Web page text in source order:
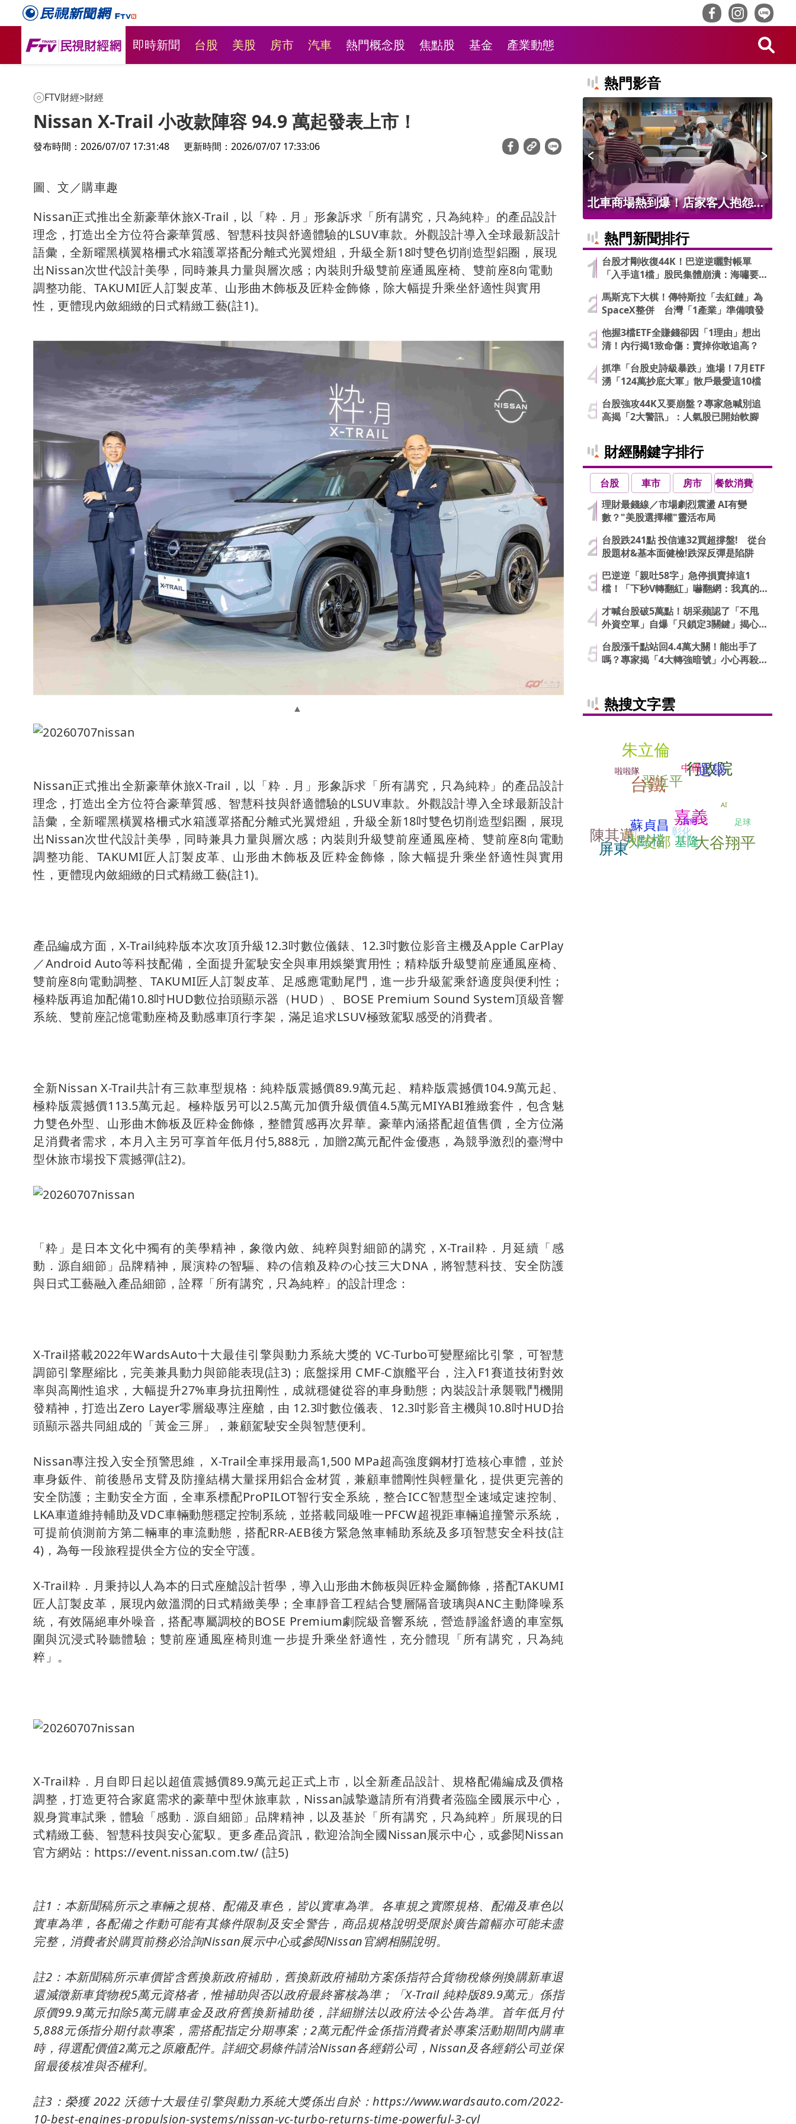
即時新聞 台股 美股 房市 汽車 熱門概念股 焦點股 基金 產業動態
FTV財經>財經
Nissan X-Trail 小改款陣容 94.9 萬起發表上市！
發布時間：2026/07/07 17:31:48 更新時間：2026/07/07 17:33:06
圖、文／購車趣
Nissan正式推出全新豪華休旅X-Trail，以「粋．月」形象訴求「所有講究，只為純粋」的產品設計
理念，打造出全方位符合豪華質感、智慧科技與舒適體驗的LSUV車款。外觀設計導入全球最新設計
語彙，全新曜黑橫翼格柵式水箱護罩搭配分離式光翼燈組，升級全新18吋雙色切削造型鋁圈，展現
出Nissan次世代設計美學，同時兼具力量與層次感；內裝則升級雙前座通風座椅、雙前座8向電動
調整功能、TAKUMI匠人訂製皮革、山形曲木飾板及匠粋金飾條，除大幅提升乘坐舒適性與實用
性，更體現內斂細緻的日式精緻工藝(註1)。
Nissan正式推出全新豪華休旅X-Trail，以「粋．月」形象訴求「所有講究，只為純粋」的產品設計
理念，打造出全方位符合豪華質感、智慧科技與舒適體驗的LSUV車款。外觀設計導入全球最新設計
語彙，全新曜黑橫翼格柵式水箱護罩搭配分離式光翼燈組，升級全新18吋雙色切削造型鋁圈，展現
出Nissan次世代設計美學，同時兼具力量與層次感；內裝則升級雙前座通風座椅、雙前座8向電動
調整功能、TAKUMI匠人訂製皮革、山形曲木飾板及匠粋金飾條，除大幅提升乘坐舒適性與實用
性，更體現內斂細緻的日式精緻工藝(註1)。
產品編成方面，X-Trail純粋版本次攻頂升級12.3吋數位儀錶、12.3吋數位影音主機及Apple CarPlay
／Android Auto等科技配備，全面提升駕駛安全與車用娛樂實用性；精粋版升級雙前座通風座椅、
雙前座8向電動調整、TAKUMI匠人訂製皮革、足感應電動尾門，進一步升級駕乘舒適度與便利性；
極粋版再追加配備10.8吋HUD數位抬頭顯示器（HUD）、BOSE Premium Sound System頂級音響
系統、雙前座記憶電動座椅及動感車頂行李架，滿足追求LSUV極致駕馭感受的消費者。
全新Nissan X-Trail共計有三款車型規格：純粋版震撼價89.9萬元起、精粋版震撼價104.9萬元起、
極粋版震撼價113.5萬元起。極粋版另可以2.5萬元加價升級價值4.5萬元MIYABI雅緻套件，包含魅
力雙色外型、山形曲木飾板及匠粋金飾條，整體質感再次昇華。豪華內涵搭配超值售價，全方位滿
足消費者需求，本月入主另可享首年低月付5,888元，加贈2萬元配件金優惠，為競爭激烈的臺灣中
型休旅市場投下震撼彈(註2)。
「粋」是日本文化中獨有的美學精神，象徵內斂、純粹與對細節的講究，X-Trail粋．月延續「感
動．源自細節」品牌精神，展演粋の智驅、粋の信賴及粋の心技三大DNA，將智慧科技、安全防護
與日式工藝融入產品細節，詮釋「所有講究，只為純粹」的設計理念：
X-Trail搭載2022年WardsAuto十大最佳引擎與動力系統大獎的 VC-Turbo可變壓縮比引擎，可智慧
調節引擎壓縮比，完美兼具動力與節能表現(註3)；底盤採用 CMF-C旗艦平台，注入F1賽道技術對效
率與高剛性追求，大幅提升27%車身抗扭剛性，成就穩健從容的車身動態；內裝設計承襲戰鬥機開
發精神，打造出Zero Layer零層級專注座艙，由 12.3吋數位儀表、12.3吋影音主機與10.8吋HUD抬
頭顯示器共同組成的「黃金三屏」，兼顧駕駛安全與智慧便利。
Nissan專注投入安全預警思維， X-Trail全車採用最高1,500 MPa超高強度鋼材打造核心車體，並於
車身鈑件、前後懸吊支臂及防撞結構大量採用鋁合金材質，兼顧車體剛性與輕量化，提供更完善的
安全防護；主動安全方面，全車系標配ProPILOT智行安全系統，整合ICC智慧型全速域定速控制、
LKA車道維持輔助及VDC車輛動態穩定控制系統，並搭載同級唯一PFCW超視距車輛追撞警示系統，
可提前偵測前方第二輛車的車流動態，搭配RR-AEB後方緊急煞車輔助系統及多項智慧安全科技(註
4)，為每一段旅程提供全方位的安全守護。
X-Trail粋．月秉持以人為本的日式座艙設計哲學，導入山形曲木飾板與匠粋金屬飾條，搭配TAKUMI
匠人訂製皮革，展現內斂溫潤的日式精緻美學；全車靜音工程結合雙層隔音玻璃與ANC主動降噪系
統，有效隔絕車外噪音，搭配專屬調校的BOSE Premium劇院級音響系統，營造靜謐舒適的車室氛
圍與沉浸式聆聽體驗；雙前座通風座椅則進一步提升乘坐舒適性，充分體現「所有講究，只為純
粹」。
X-Trail粋．月自即日起以超值震撼價89.9萬元起正式上市，以全新產品設計、規格配備編成及價格
調整，打造更符合家庭需求的豪華中型休旅車款，Nissan誠摯邀請所有消費者蒞臨全國展示中心，
親身賞車試乘，體驗「感動．源自細節」品牌精神，以及基於「所有講究，只為純粹」所展現的日
式精緻工藝、智慧科技與安心駕馭。更多產品資訊，歡迎洽詢全國Nissan展示中心，或參閱Nissan
官方網站：https://event.nissan.com.tw/ (註5)
註1：本新聞稿所示之車輛之規格、配備及車色，皆以實車為準。各車規之實際規格、配備及車色以
實車為準，各配備之作動可能有其條件限制及安全警告，商品規格說明受限於廣告篇幅亦可能未盡
完整，消費者於購買前務必洽詢Nissan展示中心或參閱Nissan官網相關說明。
註2：本新聞稿所示車價皆含舊換新政府補助，舊換新政府補助方案係指符合貨物稅條例換購新車退
還減徵新車貨物稅5萬元資格者，惟補助與否以政府最終審核為準；「X-Trail 純粋版89.9萬元」係指
原價99.9萬元扣除5萬元購車金及政府舊換新補助後，詳細辦法以政府法令公告為準。首年低月付
5,888元係指分期付款專案，需搭配指定分期專案；2萬元配件金係指消費者於專案活動期間內購車
時，得選配價值2萬元之原廠配件。詳細交易條件請洽Nissan各經銷公司，Nissan及各經銷公司並保
留最後核准與否權利。
註3：榮獲 2022 沃德十大最佳引擎與動力系統大獎係出自於：https://www.wardsauto.com/2022-
10-best-engines-propulsion-systems/nissan-vc-turbo-returns-time-powerful-3-cyl
熱門影音
不捨盼「新莊陳意涵」接班
基金226億進場 被動元件狂歡
氣不涼 新光三越：調整中
台股4天飆4900點好多人賣飛 公
熱門新聞排行
台股才剛收復44K！巴逆逆曬對帳單
「入手這1檔」股民集體崩潰：海嘯要
馬斯克下大棋！傳特斯拉「去紅鏈」為
SpaceX整併 台灣「1產業」準備噴發
他握3檔ETF全賺錢卻因「1理由」想出
清！內行揭1致命傷：賣掉你敢追高？
抓準「台股史詩級暴跌」進場！7月ETF
湧「124萬抄底大軍」散戶最愛這10檔
台股強攻44K又要崩盤？專家急喊別追
高揭「2大警訊」：人氣股已開始軟腳
財經關鍵字排行
台股 車市 房市
餐飲消費
理財最錢線／市場劇烈震盪 AI有變
數？"美股選擇權"靈活布局
台股跌241點 投信連32買超撐盤! 從台
股題材&基本面健檢!跌深反彈是陷阱
巴逆逆「親吐58字」急停損賣掉這1
檔！「下秒V轉翻紅」嚇翻網：我真的
才喊台股破5萬點！胡采蘋認了「不甩
外資空單」自爆「只鎖定3關鍵」揭心
台股漲千點站回4.4萬大關！能出手了
嗎？專家揭「4大轉強暗號」小心再殺
熱搜文字雲
啦啦隊
大谷翔平
AI
中職
陳其邁
嘉義
習近平
屏東
台鐵
蘇貞昌
行政院
基隆
網紅 彰化
其他
朱立倫
八點檔
足球
選舉
外交部